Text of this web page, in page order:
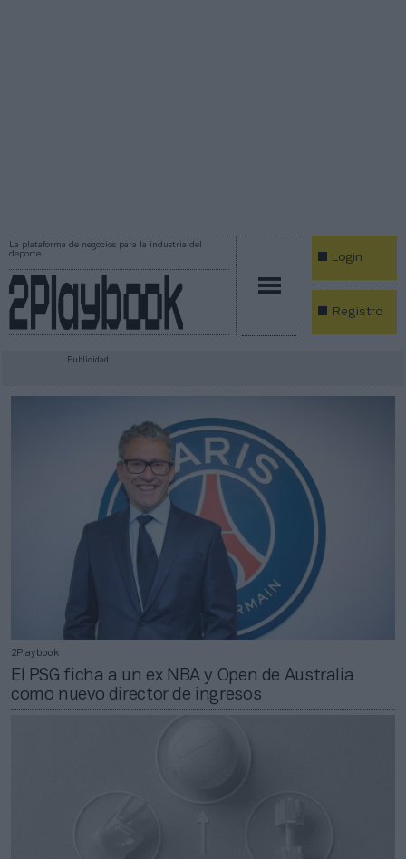
La plataforma de negocios para la industria del
deporte
Login
Registro
Publicidad
2Playbook
El PSG ficha a un ex NBA y Open de Australia
como nuevo director de ingresos